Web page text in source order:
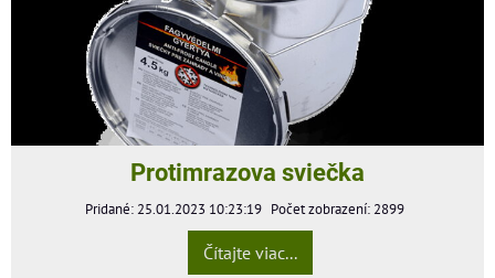
Protimrazova sviečka
Pridané: 25.01.2023 10:23:19 Počet zobrazení: 2899
Čítajte viac...